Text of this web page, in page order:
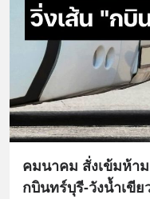
คมนาคม สั่งเข้มห้า
กบินทร์บุรี-วังน้ำเขีย